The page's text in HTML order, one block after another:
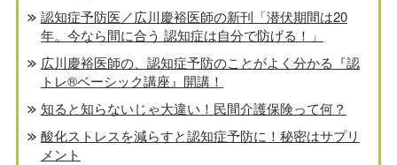
認知症予防医／広川慶裕医師の新刊「潜伏期間は20
年。今なら間に合う 認知症は自分で防げる！」
広川慶裕医師の、認知症予防のことがよく分かる『認
トレ®️ベーシック講座』開講！
知ると知らないじゃ大違い！民間介護保険って何？
酸化ストレスを減らすと認知症予防に！秘密はサプリ
メント